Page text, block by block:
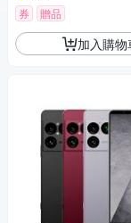
券 贈品
加入購物